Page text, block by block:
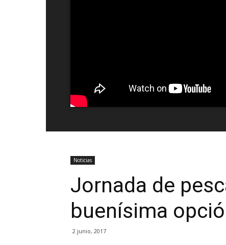
Noticias
Jornada de
buenísima
2 junio, 2017